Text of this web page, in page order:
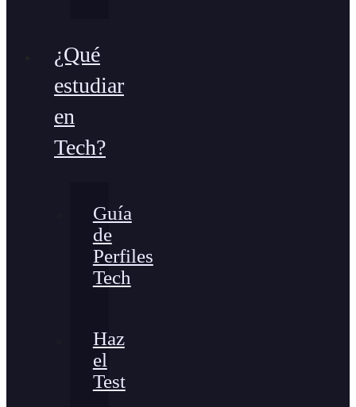
¿Qué
estudiar
en
Tech?
Guía
de
Perfiles
Tech
Haz
el
Test